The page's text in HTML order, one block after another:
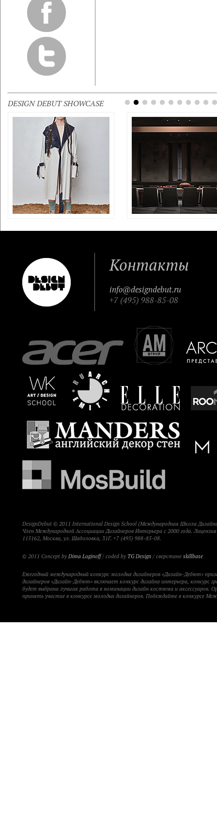
DESIGN DEBUT SHOWCASE
Контакты
info@designdebut.ru
+7 (495) 988-85-08
DesignDebut © 2011 International Design School (Международная Школа
Член Международной Ассоциации Дизайнеров Интерьера с 2000 года.
115162, Москва, ул. Шаболовка, 31Г. +7 (495) 988-85-08.
© 2011 Concept by Dima Loginoff/ coded by TG Design / сверстано skillbase
Ежегодный международный конкурс молодых дизайнеров «Дизайн-Дебют»
дизайнеров «Дизайн-Дебют» включает конкурс дизайна интерьера, конкурс
будет выбрана лучшая работа в номинации дизайн костюма и
принять участие в конкурсе молодых дизайнеров. Побеждайте в конкурсе